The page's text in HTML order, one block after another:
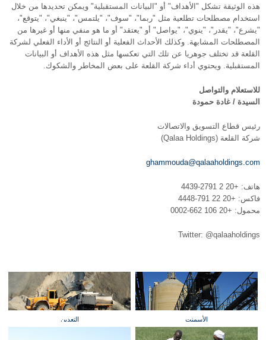
هذه الوثيقة تشكل "الأهداف" أو "البيانات المستقبلية" ويمكن تحديدها من خلال
استخدام مصطلحات تطلعية مثل "ربما"، "سوف"، "يلتمس"، "ينبغي"، "يتوقع"،
"يشرع"، "يقدر"، "ينوي"، "يواصل" أو "يعتقد" أو ما هو منفي منها أو غيرها من
المصطلحات المشابهة. وكذلك الأحداث الفعلية أو النتائج أو الأداء الفعلي لشركة
القلعة قد تختلف جوهريا عن تلك التي تعكسها مثل هذه الأهداف أو البيانات
المستقبلية. ويحتوي أداء شركة القلعة على بعض المخاطر والشكوك.
للاستعلام والتواصل
السيدة / غادة حمودة
رئيس قطاع التسويق والاتصالات
شركة القلعة (Qalaa Holdings)
ghammouda@qalaaholdings.com
هاتف: +20 2 2791-4439
فاكس: +20 22 791-4448
محمول: +20 106 662-0002
Twitter: @qalaaholdings
الأسمنت التعدين